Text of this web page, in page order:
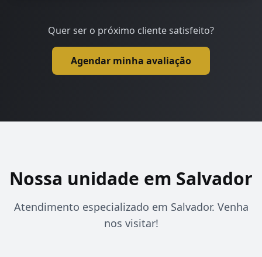
Quer ser o próximo cliente satisfeito?
Agendar minha avaliação
Nossa unidade em Salvador
Atendimento especializado em Salvador. Venha
nos visitar!